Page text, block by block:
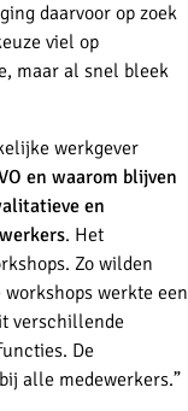
daarvoor op zoek
viel op
maar al snel bleek
werkgever
en waarom blijven
en
. Het
Zo wilden
werkte een
verschillende
De
alle medewerkers.”